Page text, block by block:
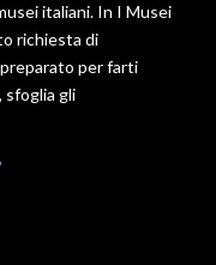
italiani. In I Musei
richiesta di
per farti
gli